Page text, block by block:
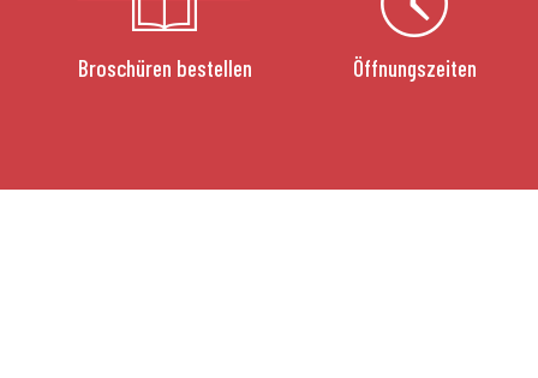
Broschüren bestellen Öffnungszeiten